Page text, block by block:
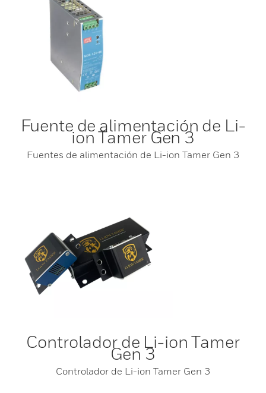
Fuente de alimentación de Li-
ion Tamer Gen 3
Fuentes de alimentación de Li-ion Tamer Gen 3
Controlador de Li-ion Tamer
Gen 3
Controlador de Li-ion Tamer Gen 3